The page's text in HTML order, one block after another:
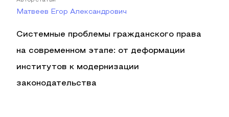
Матвеев Егор Александрович
Системные проблемы гражданского права
на современном этапе: от деформации
институтов к модернизации
законодательства